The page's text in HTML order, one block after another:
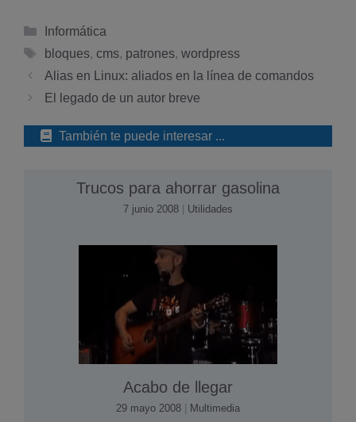
Categorías
Informática
Etiquetas
bloques, cms, patrones, wordpress
Alias en Linux: aliados en la línea de comandos
El legado de un autor breve
También te puede interesar ...
Trucos para ahorrar gasolina
7 junio 2008 | Utilidades
Acabo de llegar
29 mayo 2008 | Multimedia